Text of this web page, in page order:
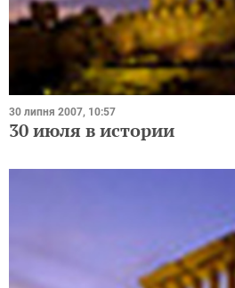
30 липня 2007, 10:57
30 июля в истории